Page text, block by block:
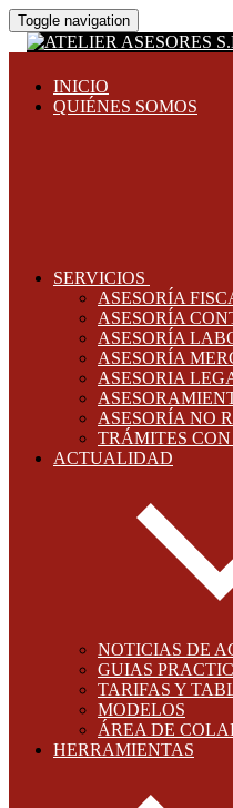
Toggle navigation
INICIO
QUIÉNES SOMOS
SERVICIOS
ASESORÍA
ASESORÍA
ASESORÍA
ASESORÍA
ASESORIA
ASESORÍA NO
TRÁMITES
ACTUALIDAD
NOTICIAS DE
GUIAS
TARIFAS Y
MODELOS
ÁREA DE
HERRAMIENTAS